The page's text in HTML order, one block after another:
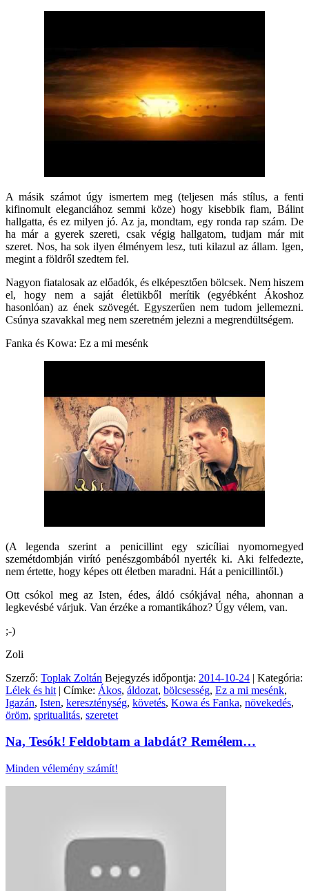
A másik számot úgy ismertem meg (teljesen más stílus, a fenti
kifinomult eleganciához semmi köze) hogy kisebbik fiam, Bálint
hallgatta, és ez milyen jó. Az ja, mondtam, egy ronda rap szám. De
ha már a gyerek szereti, csak végig hallgatom, tudjam már mit
szeret. Nos, ha sok ilyen élményem lesz, tuti kilazul az állam. Igen,
megint a földről szedtem fel.
Nagyon fiatalosak az előadók, és elképesztően bölcsek. Nem hiszem
el, hogy nem a saját életükből merítik (egyébként Ákoshoz
hasonlóan) az ének szövegét. Egyszerűen nem tudom jellemezni.
Csúnya szavakkal meg nem szeretném jelezni a megrendültségem.
Fanka és Kowa: Ez a mi mesénk
(A legenda szerint a penicillint egy szicíliai nyomornegyed
szemétdombján virító penészgombából nyerték ki. Aki felfedezte,
nem értette, hogy képes ott életben maradni. Hát a penicillintől.)
Ott csókol meg az Isten, édes, áldó csókjával néha, ahonnan a
legkevésbé várjuk. Van érzéke a romantikához? Úgy vélem, van.
;-)
Zoli
Szerző: Toplak Zoltán Bejegyzés időpontja: 2014-10-24 | Kategória:
Lélek és hit | Címke: Ákos, áldozat, bölcsesség, Ez a mi mesénk,
Igazán, Isten, kereszténység, követés, Kowa és Fanka, növekedés,
öröm, spritualitás, szeretet
Na, Tesók! Feldobtam a labdát? Remélem…
Minden vélemény számít!